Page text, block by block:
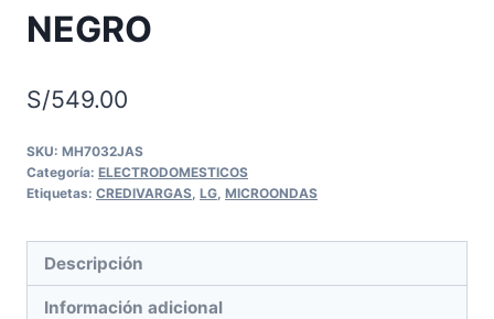
NEGRO
S/549.00
SKU: MH7032JAS
Categoría: ELECTRODOMESTICOS
Etiquetas: CREDIVARGAS LG MICROONDAS
Descripción
Información adicional